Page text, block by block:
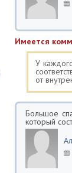
Имеется
У
от
Большое
который